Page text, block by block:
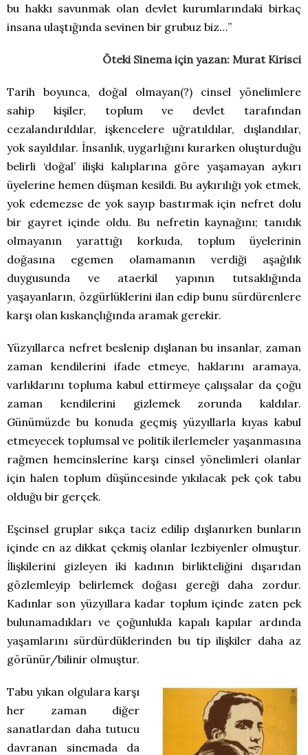
bu hakkı savunmak olan devlet kurumlarındaki birkaç
insana ulaştığında sevinen bir grubuz biz…”
Öteki Sinema için yazan: Murat Kirisci
Tarih boyunca, doğal olmayan(?) cinsel yönelimlere
sahip kişiler, toplum ve devlet tarafından
cezalandırıldılar, işkencelere uğratıldılar, dışlandılar,
yok sayıldılar. İnsanlık, uygarlığını kurarken oluşturduğu
belirli ‘doğal’ ilişki kalıplarına göre yaşamayan aykırı
üyelerine hemen düşman kesildi. Bu aykırılığı yok etmek,
yok edemezse de yok sayıp bastırmak için nefret dolu
bir gayret içinde oldu. Bu nefretin kaynağını; tanıdık
olmayanın yarattığı korkuda, toplum üyelerinin
doğasına egemen olamamanın verdiği aşağılık
duygusunda ve ataerkil yapının tutsaklığında
yaşayanların, özgürlüklerini ilan edip bunu sürdürenlere
karşı olan kıskançlığında aramak gerekir.
Yüzyıllarca nefret beslenip dışlanan bu insanlar, zaman
zaman kendilerini ifade etmeye, haklarını aramaya,
varlıklarını topluma kabul ettirmeye çalışsalar da çoğu
zaman kendilerini gizlemek zorunda kaldılar.
Günümüzde bu konuda geçmiş yüzyıllarla kıyas kabul
etmeyecek toplumsal ve politik ilerlemeler yaşanmasına
rağmen hemcinslerine karşı cinsel yönelimleri olanlar
için halen toplum düşüncesinde yıkılacak pek çok tabu
olduğu bir gerçek.
Eşcinsel gruplar sıkça taciz edilip dışlanırken bunların
içinde en az dikkat çekmiş olanlar lezbiyenler olmuştur.
İlişkilerini gizleyen iki kadının birlikteliğini dışarıdan
gözlemleyip belirlemek doğası gereği daha zordur.
Kadınlar son yüzyıllara kadar toplum içinde zaten pek
bulunamadıkları ve çoğunlukla kapalı kapılar ardında
yaşamlarını sürdürdüklerinden bu tip ilişkiler daha az
görünür/bilinir olmuştur.
Tabu yıkan olgulara karşı
her zaman diğer
sanatlardan daha tutucu
davranan sinemada da